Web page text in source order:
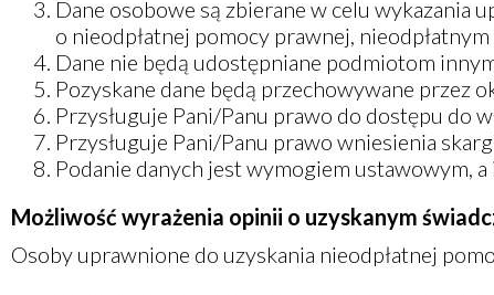
Dane osobowe są zbierane w celu wykazania
o nieodpłatnej pomocy prawnej,
Dane nie będą udostępniane podmiotom
Pozyskane dane będą przechowywane przez
Przysługuje Pani/Panu prawo do dostępu do
Przysługuje Pani/Panu prawo wniesienia
Podanie danych jest wymogiem ustawowym,
Możliwość wyrażenia opinii o uzyskanym
Osoby uprawnione do uzyskania nieodpłatnej